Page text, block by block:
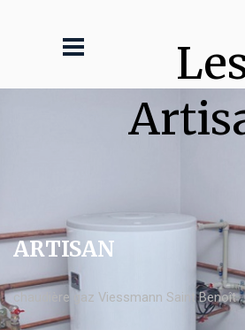
ARTISAN
chaudière gaz Viessmann Saint Benoît